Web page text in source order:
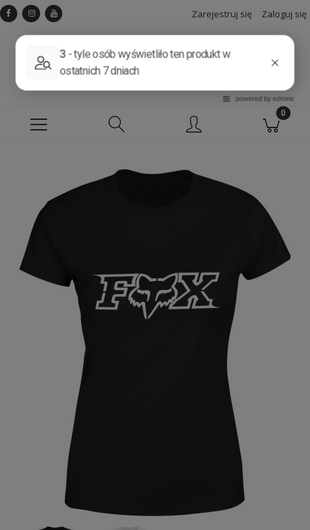
Zarejestruj się Zaloguj się